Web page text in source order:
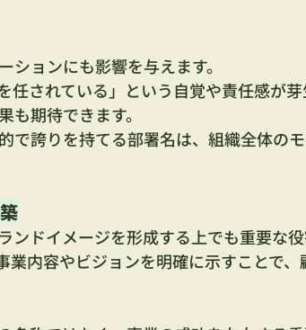
ョンにも影響を与えます。
任されている」という自覚や責任感が
期待できます。
で誇りを持てる部署名は、組織全体の
ンドイメージを形成する上でも重要な
業内容やビジョンを明確に示すことで、